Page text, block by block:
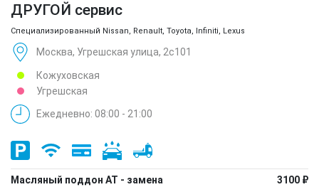
ДРУГОЙ сервис
Специализированный Nissan, Renault, Toyota, Infiniti, Lexus
Москва, Угрешская улица, 2с101
Кожуховская
Угрешская
Ежедневно: 08:00 - 21:00
Масляный поддон АТ - замена 3100 ₽